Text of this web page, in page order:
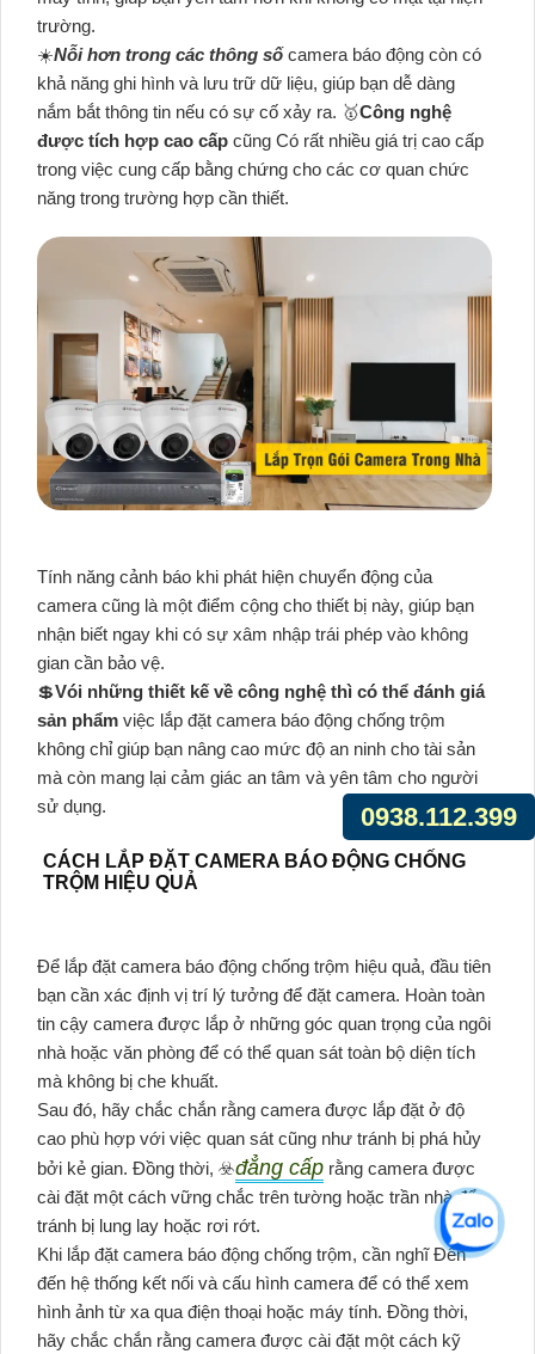
trường.
☀️Nỗi hơn trong các thông sốcamera báo động còn có
khả năng ghi hình và lưu trữ dữ liệu, giúp bạn dễ dàng
nắm bắt thông tin nếu có sự cố xảy ra. 🥇️Công nghệ
được tích hợp cao cấp cũng Có rất nhiều giá trị cao cấp
trong việc cung cấp bằng chứng cho các cơ quan chức
năng trong trường hợp cần thiết.
Tính năng cảnh báo khi phát hiện chuyển động của
camera cũng là một điểm cộng cho thiết bị này, giúp bạn
nhận biết ngay khi có sự xâm nhập trái phép vào không
gian cần bảo vệ.
💲Vói những thiết kế về công nghệ thì có thể đánh giá
sản phẩm việc lắp đặt camera báo động chống trộm
không chỉ giúp bạn nâng cao mức độ an ninh cho tài sản
mà còn mang lại cảm giác an tâm và yên tâm cho người
sử dụng.
CÁCH LẮP ĐẶT CAMERA BÁO ĐỘNG CHỐNG
TRỘM HIỆU QUẢ
Để lắp đặt camera báo động chống trộm hiệu quả, đầu tiên
bạn cần xác định vị trí lý tưởng để đặt camera. Hoàn toàn
tin cậy camera được lắp ở những góc quan trọng của ngôi
nhà hoặc văn phòng để có thể quan sát toàn bộ diện tích
mà không bị che khuất.
Sau đó, hãy chắc chắn rằng camera được lắp đặt ở độ
cao phù hợp với việc quan sát cũng như tránh bị phá hủy
bởi kẻ gian. Đồng thời, ☣️đẳng cấp rằng camera được
cài đặt một cách vững chắc trên tường hoặc trần nhà để
tránh bị lung lay hoặc rơi rớt.
Khi lắp đặt camera báo động chống trộm, cần nghĩ Đến
đến hệ thống kết nối và cấu hình camera để có thể xem
hình ảnh từ xa qua điện thoại hoặc máy tính. Đồng thời,
hãy chắc chắn rằng camera được cài đặt một cách kỹ
0938.112.399